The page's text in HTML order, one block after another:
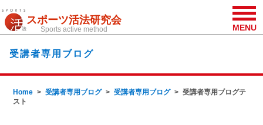
スポーツ活法研究会
Sports active method MENU
受講者専用ブログ
Home 受講者専用ブログ 受講者専用ブログ
受講者専用ブログテ
スト